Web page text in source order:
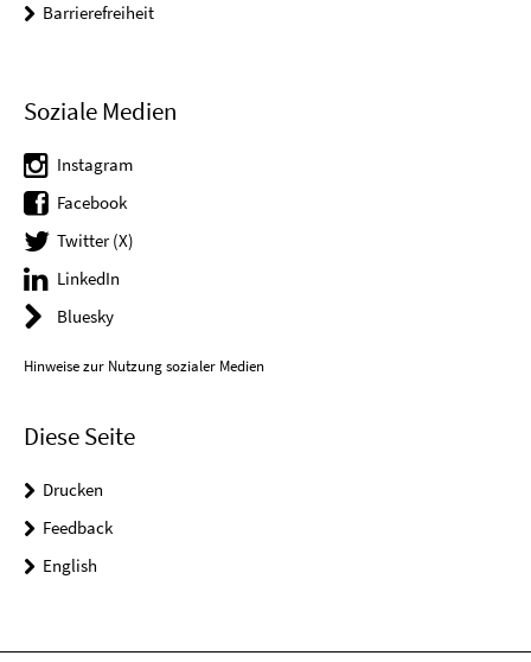
Barrierefreiheit
Soziale Medien
Instagram
Facebook
Twitter (X)
LinkedIn
Bluesky
Hinweise zur Nutzung sozialer Medien
Diese Seite
Drucken
Feedback
English